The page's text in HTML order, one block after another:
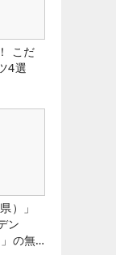
こだ
4選
）」
ン
の無